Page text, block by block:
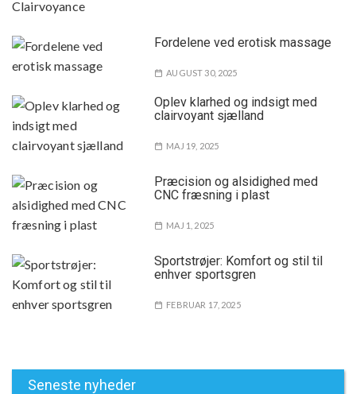
Fordelene ved erotisk massage
AUGUST 30, 2025
Oplev klarhed og indsigt med
clairvoyant sjælland
MAJ 19, 2025
Præcision og alsidighed med
CNC fræsning i plast
MAJ 1, 2025
Sportstrøjer: Komfort og stil til
enhver sportsgren
FEBRUAR 17, 2025
Seneste nyheder